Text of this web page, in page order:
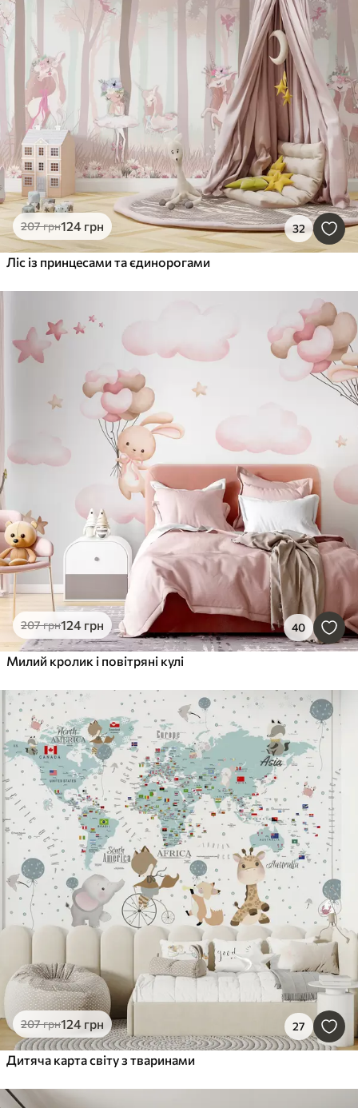
207грн124 грн 32
Ліс із принцесами та єдинорогами
207грн124 грн 40
Милий кролик і повітряні кулі
207грн124 грн 27
Дитяча карта світу з тваринами